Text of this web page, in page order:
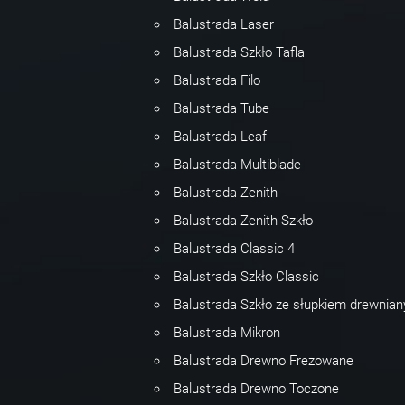
Balustrada Laser
Balustrada Szkło Tafla
Balustrada Filo
Balustrada Tube
Balustrada Leaf
Balustrada Multiblade
Balustrada Zenith
Balustrada Zenith Szkło
Balustrada Classic 4
Balustrada Szkło Classic
Balustrada Szkło ze słupkiem
Balustrada Mikron
Balustrada Drewno Frezowane
Balustrada Drewno Toczone